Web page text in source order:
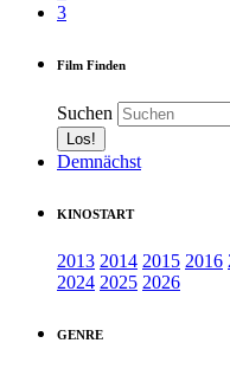
3
Film Finden
Suchen
Demnächst
KINOSTART
2013 2014 2015 2016
2024 2025 2026
GENRE